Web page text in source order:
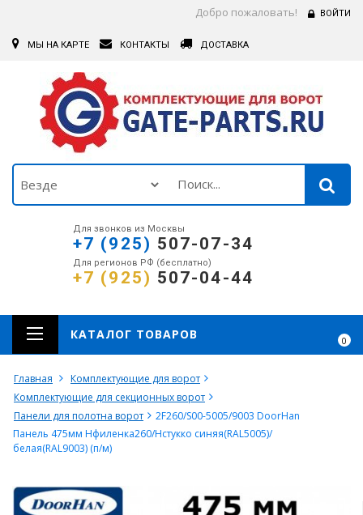
Добро пожаловать! ВОЙТИ
МЫ НА КАРТЕ КОНТАКТЫ ДОСТАВКА
Для звонков из Москвы
+7 (925) 507-07-34
Для регионов РФ (бесплатно)
+7 (925) 507-04-44
0
КАТАЛОГ ТОВАРОВ
Главная
Комплектующие для ворот
Комплектующие для секционных ворот
Панели для полотна ворот
2F260/S00-5005/9003 DoorHan
Панель 475мм Нфиленка260/Нстукко синяя(RAL5005)/
белая(RAL9003) (п/м)